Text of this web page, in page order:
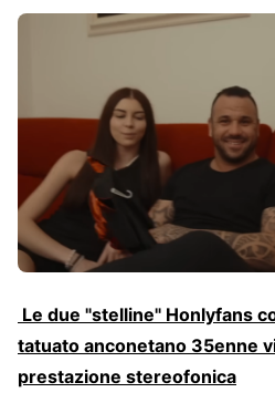
Le due "stelline" Honlyfans
tatuato anconetano 35enne
prestazione stereofonica